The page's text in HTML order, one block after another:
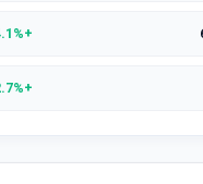
+14.1%
+12.7%